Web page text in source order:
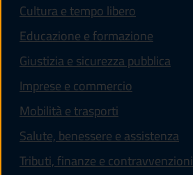
Cultura e tempo libero
Educazione e formazione
Giustizia e sicurezza pubblica
Imprese e commercio
Mobilità e trasporti
Salute, benessere e assistenza
Tributi, finanze e contravvenzioni